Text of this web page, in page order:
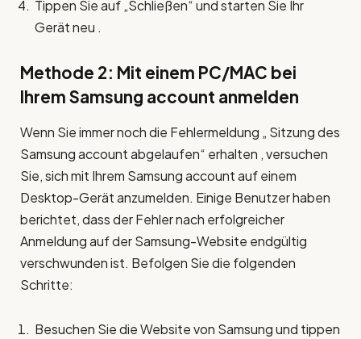
Tippen Sie auf „Schließen“ und starten Sie Ihr
Gerät neu .
Methode 2: Mit einem PC/MAC bei
IhremSamsung account anmelden
Wenn Sie immer noch die Fehlermeldung „ Sitzung des
Samsung account abgelaufen“ erhalten , versuchen
Sie, sich mit Ihrem Samsung account auf einem
Desktop-Gerät anzumelden. Einige Benutzer haben
berichtet, dass der Fehler nach erfolgreicher
Anmeldung auf der Samsung-Website endgültig
verschwunden ist. Befolgen Sie die folgenden
Schritte:
Besuchen Sie die Website von Samsung und tippen